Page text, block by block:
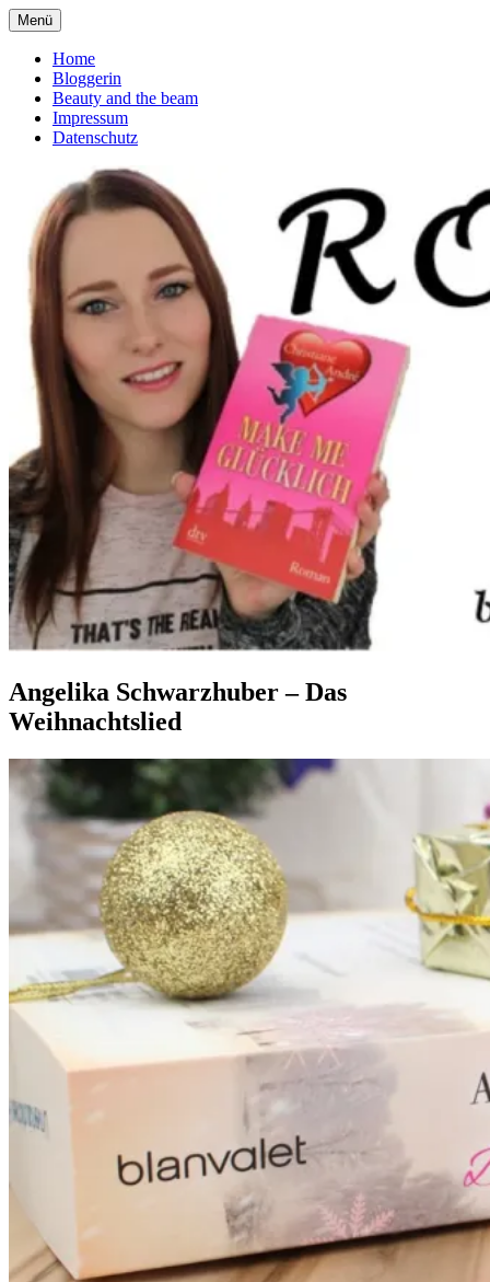
Zum
Inhalt
springen
Romanliebe
deutscher Buchblog über Romane
Menü
Home
Bloggerin
Beauty and the beam
Impressum
Datenschutz
Angelika Schwarzhuber – Das
Weihnachtslied